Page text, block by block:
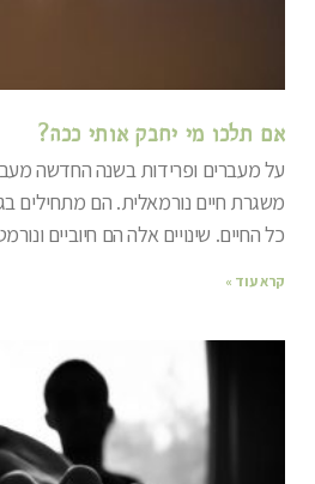
אם תלכו מי יחבק אותי ככה?
על מעברים ופרידות בשנה החדשה
משגרת חיים נורמאלית. הם מתחילים
כל החיים. שינויים אלה הם חיוביים
קרא עוד »